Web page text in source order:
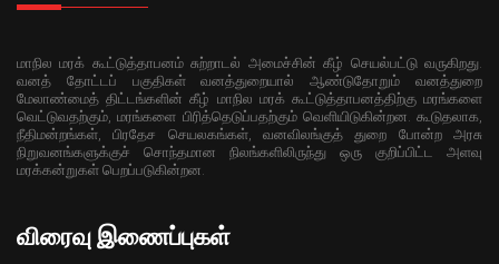
மாநில மரக் கூட்டுத்தாபனம் சுற்றாடல் அமைச்சின் கீழ் செயல்பட்டு வருகிறது.
வனத் தோட்டப் பகுதிகள் வனத்துறையால் ஆண்டுதோறும் வனத்துறை
மேலாண்மைத் திட்டங்களின் கீழ் மாநில மரக் கூட்டுத்தாபனத்திற்கு மரங்களை
வெட்டுவதற்கும், மரங்களை பிரித்தெடுப்பதற்கும் வெளியிடுகின்றன. கூடுதலாக,
நீதிமன்றங்கள், பிரதேச செயலகங்கள், வனவிலங்குத் துறை போன்ற அரசு
நிறுவனங்களுக்குச் சொந்தமான நிலங்களிலிருந்து ஒரு குறிப்பிட்ட அளவு
மரக்கன்றுகள் பெறப்படுகின்றன.
விரைவு இணைப்புகள்